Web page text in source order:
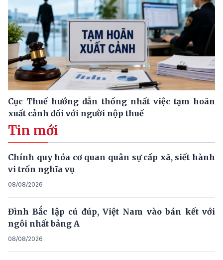
Cục Thuế hướng dẫn thống nhất việc tạm hoãn
xuất cảnh đối với người nộp thuế
Tin mới
Chính quy hóa cơ quan quân sự cấp xã, siết hành
vi trốn nghĩa vụ
08/08/2026
Đình Bắc lập cú đúp, Việt Nam vào bán kết với
ngôi nhất bảng A
08/08/2026